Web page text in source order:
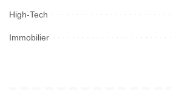
High-Tech
Immobilier